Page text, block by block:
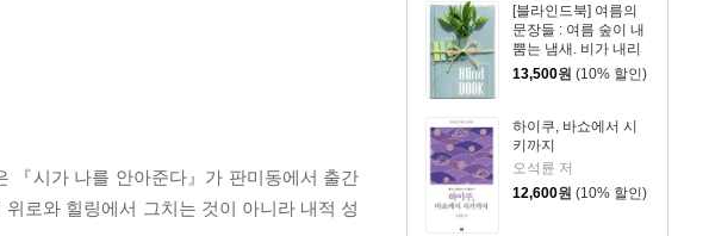
[블라인드북] 여름의
문장들 : 여름 숲이 내
뿜는 냄새. 비가 내리
면 그 향기가 더욱 짙
어져서 그 속에 있는
듯한 착각이 듭니다.
13,500원 (10% 할인)
하이쿠, 바쇼에서 시
키까지
오석륜 저
12,600원 (10% 할인)
『시가 나를 안아준다』가 판미동에서 출간
로와 힐링에서 그치는 것이 아니라 내적 성